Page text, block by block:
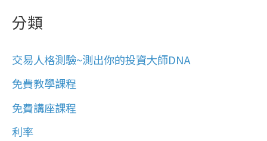
鍵
字
分類
交易人格測驗~測出你的投資大師DNA
免費教學課程
免費講座課程
利率